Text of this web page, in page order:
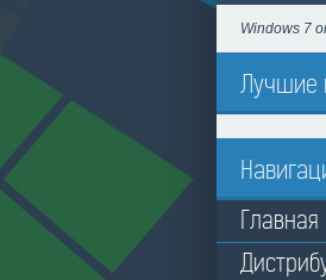
Windows 7
Лучшие
Главная